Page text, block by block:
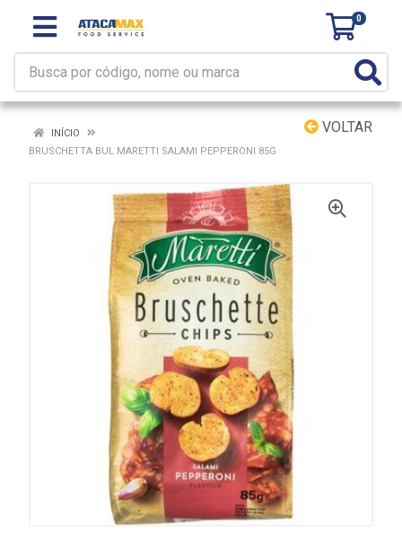
0
VOLTAR
INÍCIO
BRUSCHETTA BUL MARETTI SALAMI PEPPERONI 85G